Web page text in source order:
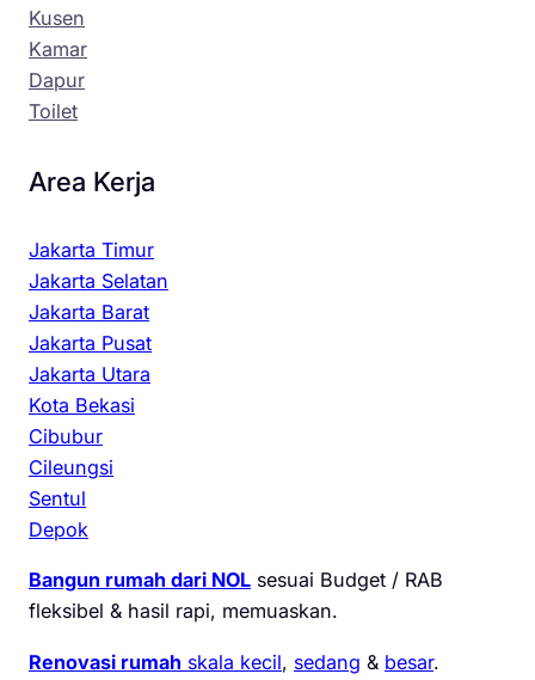
Kusen
Kamar
Dapur
Toilet
Area Kerja
Jakarta Timur
Jakarta Selatan
Jakarta Barat
Jakarta Pusat
Jakarta Utara
Kota Bekasi
Cibubur
Cileungsi
Sentul
Depok
Bangun rumah dari NOL sesuai Budget / RAB
fleksibel & hasil rapi, memuaskan.
Renovasi rumah skala kecil, sedang & besar.